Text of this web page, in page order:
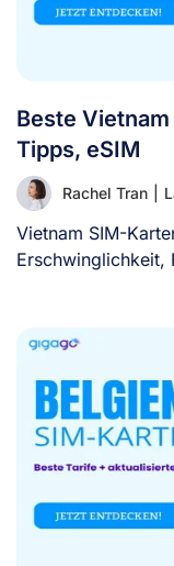
Beste
Tipps, eSIM
Rachel Tran
Vietnam SIM-
Erschwinglichkeit,